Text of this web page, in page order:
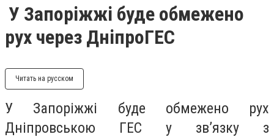
У Запоріжжі буде обмежено
рух через ДніпроГЕС
Читать на русском
У Запоріжжі буде обмежено рух
Дніпровською ГЕС у зв’язку з